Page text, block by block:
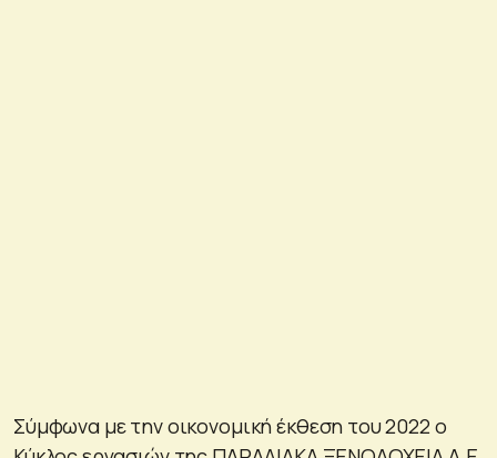
Σύμφωνα με την οικονομική έκθεση του 2022 ο